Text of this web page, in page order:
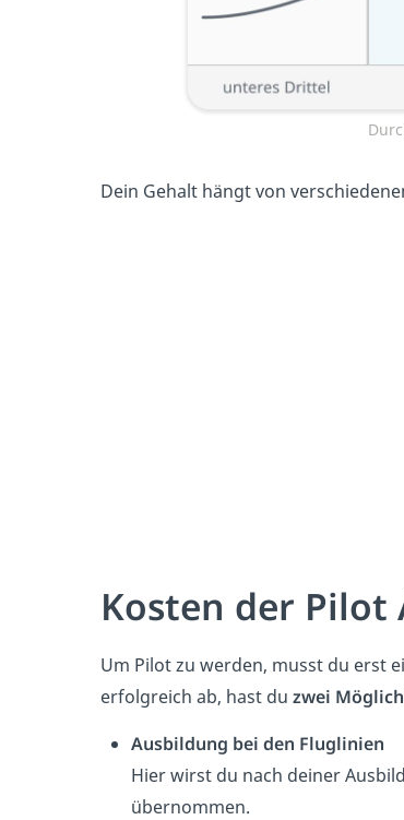
Dein Gehalt hängt von
Kosten der Pilot
Um Pilot zu werden, musst du erst
erfolgreich ab, hast du zwei
Ausbildung bei den Fluglinien
Hier wirst du nach deiner
übernommen.